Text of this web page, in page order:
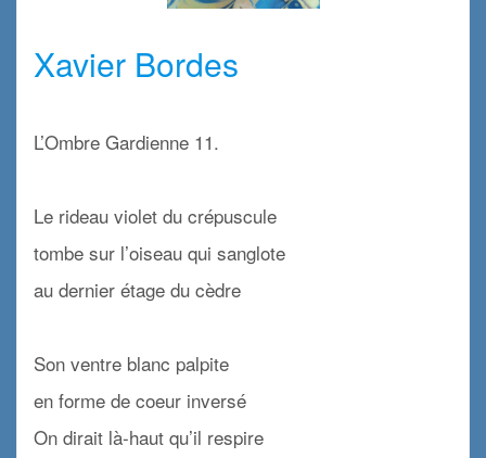
Xavier Bordes
L’Ombre Gardienne 11.
Le rideau violet du crépuscule
tombe sur l’oiseau qui sanglote
au dernier étage du cèdre
Son ventre blanc palpite
en forme de coeur inversé
On dirait là-haut qu’il respire